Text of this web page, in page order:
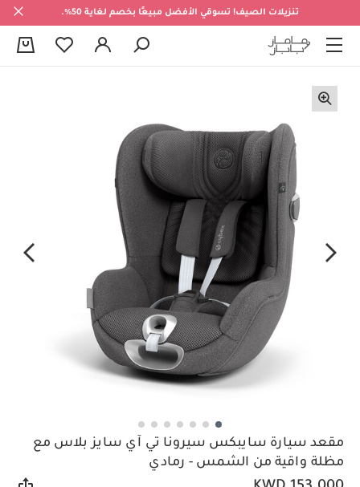
تنزيلات الصيف! تسوقي الأفضل مبيعًا بخصم لغاية 50%.
مقعد سيارة سايبكس سيرونا تي آي سايز بلاس مع
مظلة واقية من الشمس - رمادي